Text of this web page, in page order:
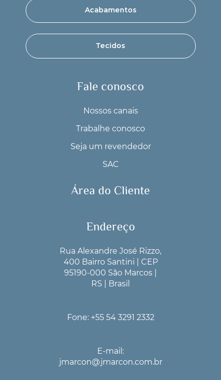
Endereço
Rua Alexandre José Rizzo,
400 Bairro Santini | CEP
95190-000 São Marcos |
RS | Brasil
Fone: +55 54 3291 2332
E-mail:
jmarcon@jmarcon.com.br
Acabamentos
Tecidos
Fale conosco
Nossos canais
Trabalhe conosco
Seja um revendedor
SAC
Área do Cliente